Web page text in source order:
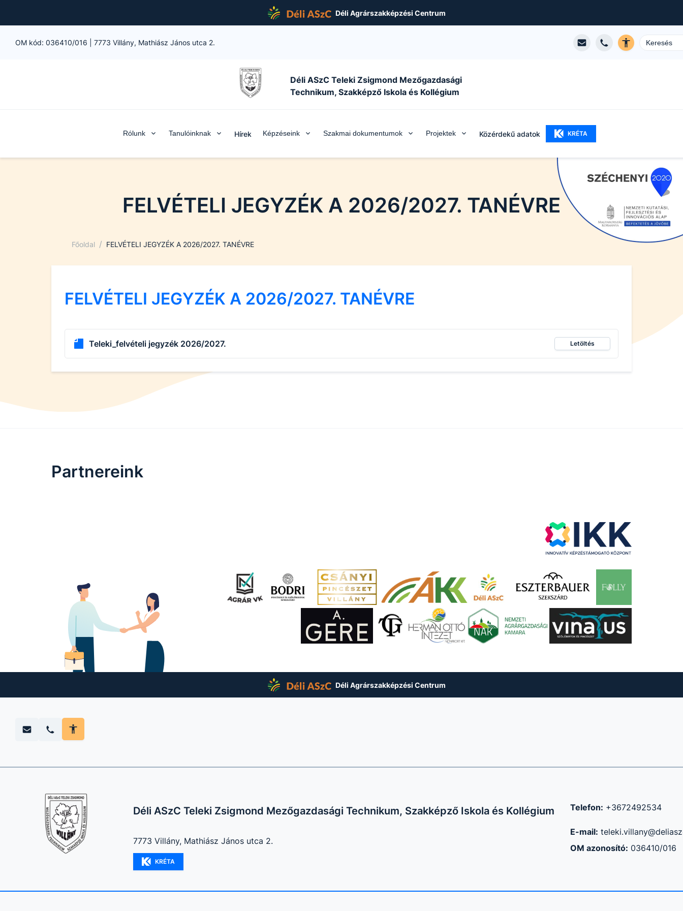
Déli Agrárszakképzési Centrum
OM kód: 036410/016 7773 Villány, Mathiász János utca 2.
Déli ASzC Teleki Zsigmond Mezőgazdasági
Technikum, Szakképző Iskola és Kollégium
Rólunk Tanulóinknak Hírek Képzéseink Szakmai dokumentumok Projektek Közérdekű adatok KRÉTA
FELVÉTELI JEGYZÉK A 2026/2027. TANÉVRE
Főoldal / FELVÉTELI JEGYZÉK A 2026/2027. TANÉVRE
FELVÉTELI JEGYZÉK A 2026/2027. TANÉVRE
Teleki_felvételi jegyzék 2026/2027. Letöltés
Partnereink
Déli Agrárszakképzési Centrum
Déli ASzC Teleki Zsigmond Mezőgazdasági Technikum, Szakképző Iskola és Kollégium
7773 Villány, Mathiász János utca 2.
KRÉTA
Telefon: +3672492534
E-mail:
OM azonosító: 036410/016